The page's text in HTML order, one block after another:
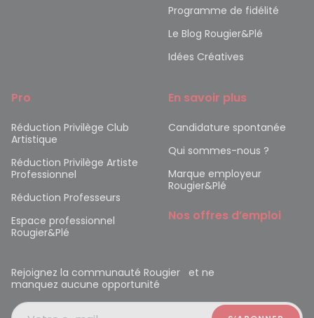
Programme de fidélité
Le Blog Rougier&Plé
Idées Créatives
Pro
Réduction Privilège Club
Artistique
Réduction Privilège Artiste
Professionnel
Réduction Professeurs
Espace professionnel
Rougier&Plé
En savoir plus
Candidature spontanée
Qui sommes-nous ?
Marque employeur
Rougier&Plé
Nos offres d’emploi
Rejoignez la communauté Rougier et ne
manquez aucune opportunité